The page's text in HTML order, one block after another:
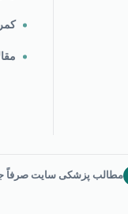
مطالب پزشکی سایت صرفاً